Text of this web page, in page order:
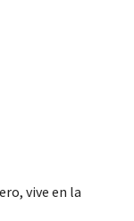
vive en la